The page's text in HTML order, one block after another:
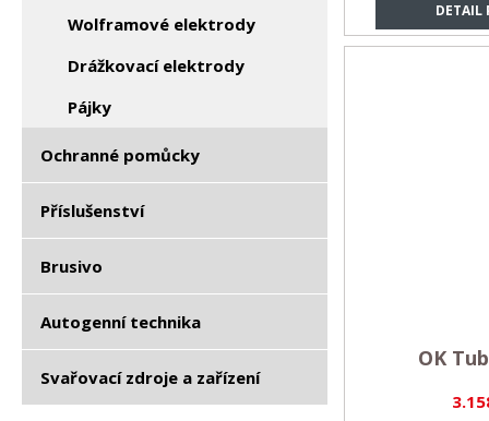
Wolframové elektrody
Drážkovací elektrody
Pájky
Ochranné pomůcky
Příslušenství
Brusivo
Autogenní technika
Svařovací zdroje a zařízení
DETAIL
OK